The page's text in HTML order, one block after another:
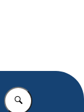
Vul in wat u